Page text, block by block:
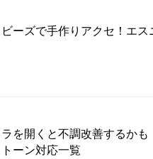
ビーズで手作りアクセ！エ
を開くと不調改善するか
ーン対応一覧